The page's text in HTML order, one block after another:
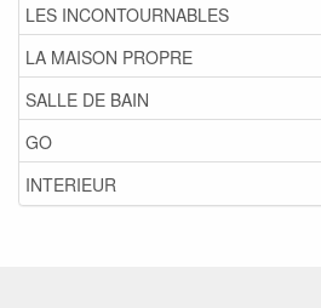
LES INCONTOURNABLES
LA MAISON PROPRE
SALLE DE BAIN
GO
INTERIEUR